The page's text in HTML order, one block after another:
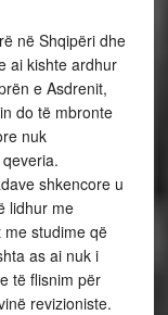
në Shqipëri dhe
ai kishte ardhur
e Asdrenit,
do të mbronte
nuk
shkencore u
lidhur me
studime që
as ai nuk i
të flisnim për
revizioniste.